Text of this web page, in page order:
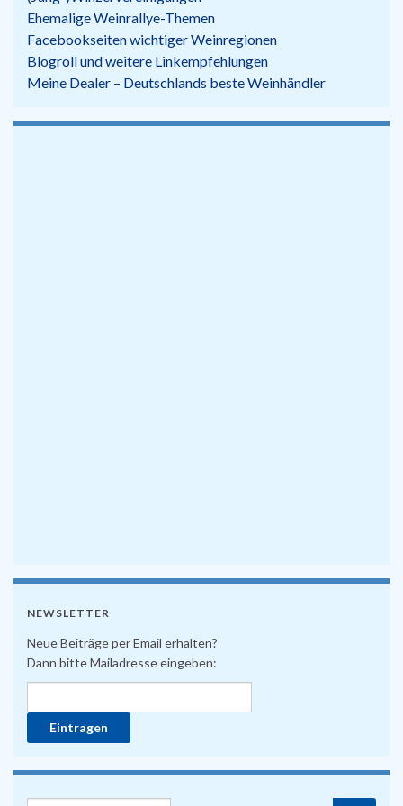
Ehemalige Weinrallye-Themen
Facebookseiten wichtiger Weinregionen
Blogroll und weitere Linkempfehlungen
Meine Dealer – Deutschlands beste Weinhändler
NEWSLETTER
Neue Beiträge per Email erhalten?
Dann bitte Mailadresse eingeben: